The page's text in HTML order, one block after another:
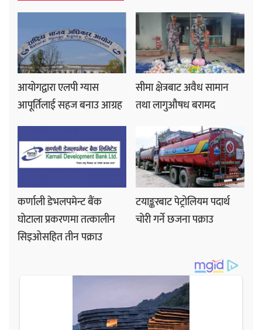
आयोगद्वारा एलपी ग्यास
आपूर्तिलाई सहज बनाउ आग्रह
सीमा क्षेत्रबाट अवैध सामान
तथा लागुऔषध बरामद
कर्णाली डेभलपमेन्ट बैंक
घोटाला प्रकरणमा तत्कालीन
सिइओसहित तीन पक्राउ
टयाङ्करबाट पेट्रोलियम पदार्थ
चोरी गर्ने छजना पक्राउ